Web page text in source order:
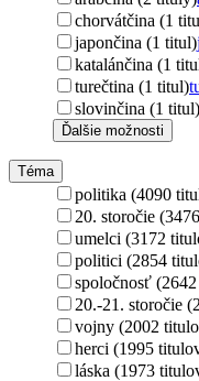
chorvátčina (1
japončina (1 titul)
katalánčina (1
turečtina (1 titul)
slovinčina (1 titul)
Ďalšie možnosti
Téma
politika (4090
20. storočie
umelci (3172
politici (2854
spoločnosť
20.-21. storočie
vojny (2002
herci (1995
láska (1973